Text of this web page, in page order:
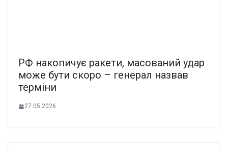
РФ накопичує ракети, масований удар
може бути скоро – генерал назвав
терміни
27.05.2026